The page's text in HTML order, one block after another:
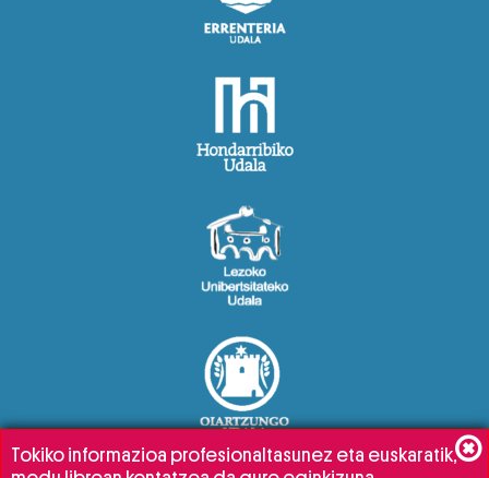
Tokiko informazioa profesionaltasunez eta euskaratik,